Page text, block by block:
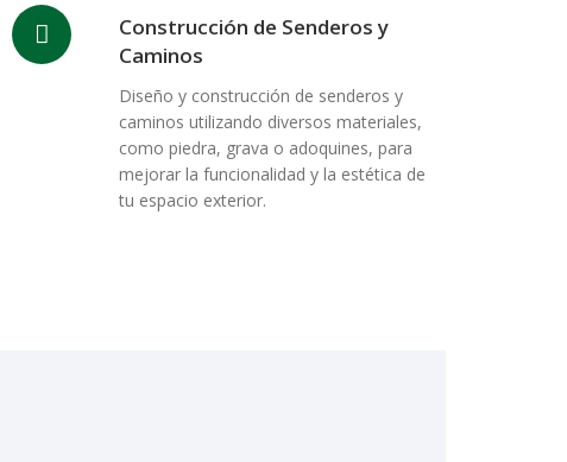
Construcción de Senderos y
Caminos
Diseño y construcción de senderos y
caminos utilizando diversos materiales,
como piedra, grava o adoquines, para
mejorar la funcionalidad y la estética de
tu espacio exterior.